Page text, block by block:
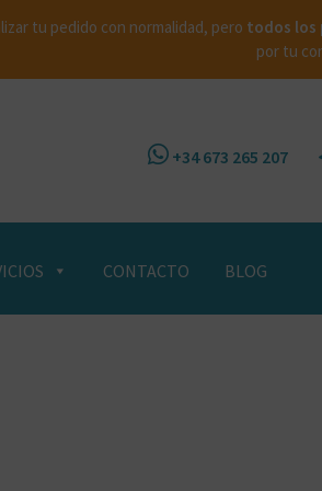
tu pedido con normalidad, pero todos los
por tu
+34 673 265 207
CONTACTO BLOG